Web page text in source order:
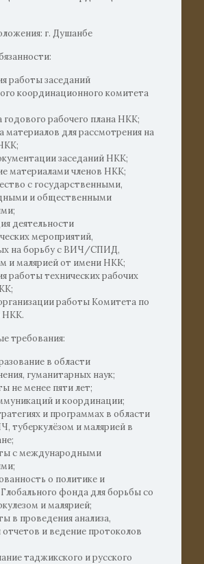
г. Душанбе
работы заседаний
координационного комитета
годового рабочего плана НКК;
материалов для рассмотрения на
заседаний НКК;
материалами членов НКК;
с государственными,
и общественными
деятельности
мероприятий,
на борьбу с ВИЧ/СПИД,
и малярией от имени НКК;
работы технических рабочих
работы Комитета по
НКК.
требования:
в области
гуманитарных наук;
не менее пяти лет;
и координации;
и программах в области
туберкулёзом и малярией в
с международными
о политике и
фонда для борьбы со
и малярией;
в проведения анализа,
отчетов и ведение протоколов
таджикского и русского